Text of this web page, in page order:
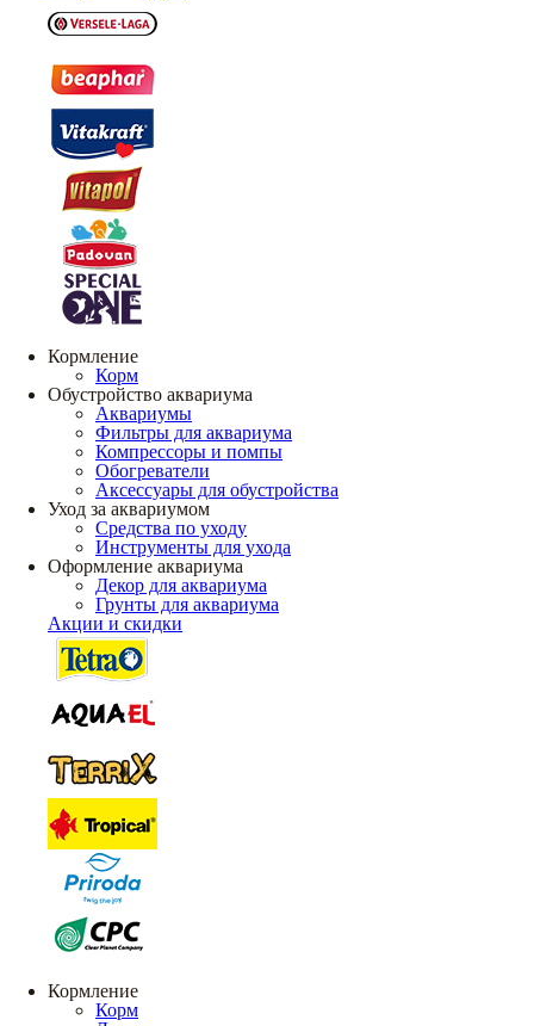
Кормление
Корм
Обустройство аквариума
Аквариумы
Фильтры для аквариума
Компрессоры и помпы
Обогреватели
Аксессуары для обустройства
Уход за аквариумом
Средства по уходу
Инструменты для ухода
Оформление аквариума
Декор для аквариума
Грунты для аквариума
Акции и скидки
Кормление
Корм